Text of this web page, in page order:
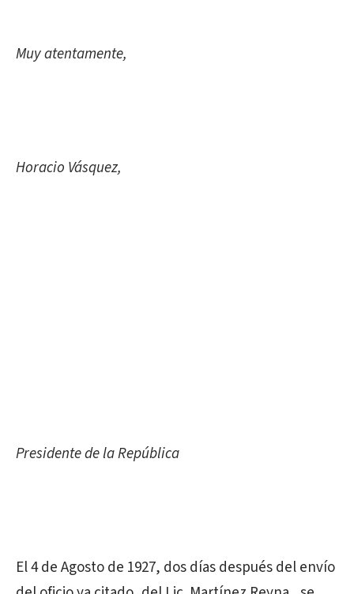
Muy atentamente,
Horacio Vásquez,
Presidente de la República
El 4 de Agosto de 1927, dos días después del envío